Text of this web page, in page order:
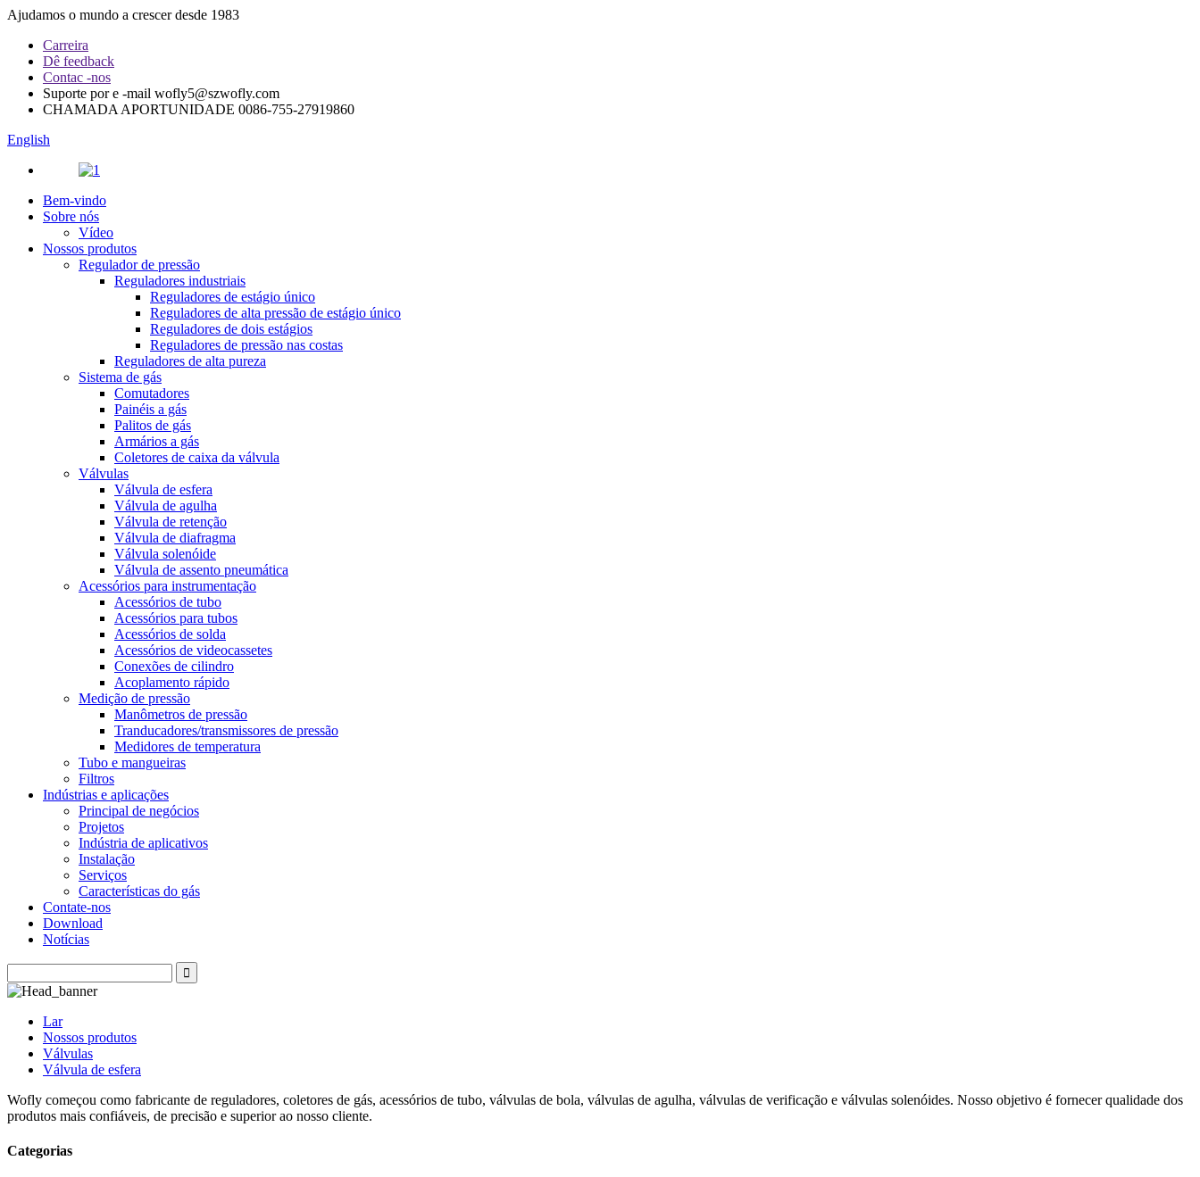
Ajudamos o mundo a crescer desde 1983
Carreira
Dê feedback
Contac -nos
Suporte por e -mail wofly5@szwofly.com
CHAMADA APORTUNIDADE 0086-755-27919860
English
Bem-vindo
Sobre nós
Vídeo
Nossos produtos
Regulador de pressão
Reguladores industriais
Reguladores de estágio único
Reguladores de alta pressão de estágio único
Reguladores de dois estágios
Reguladores de pressão nas costas
Reguladores de alta pureza
Sistema de gás
Comutadores
Painéis a gás
Palitos de gás
Armários a gás
Coletores de caixa da válvula
Válvulas
Válvula de esfera
Válvula de agulha
Válvula de retenção
Válvula de diafragma
Válvula solenóide
Válvula de assento pneumática
Acessórios para instrumentação
Acessórios de tubo
Acessórios para tubos
Acessórios de solda
Acessórios de videocassetes
Conexões de cilindro
Acoplamento rápido
Medição de pressão
Manômetros de pressão
Tranducadores/transmissores de pressão
Medidores de temperatura
Tubo e mangueiras
Filtros
Indústrias e aplicações
Principal de negócios
Projetos
Indústria de aplicativos
Instalação
Serviços
Características do gás
Contate-nos
Download
Notícias
Lar
Nossos produtos
Válvulas
Válvula de esfera
Wofly começou como fabricante de reguladores, coletores de gás, acessórios de tubo, válvulas de bola, válvulas de agulha, válvulas de verificação e válvulas solenóides. Nosso objetivo é fornecer qualidade dos
produtos mais confiáveis, de precisão e superior ao nosso cliente.
Categorias